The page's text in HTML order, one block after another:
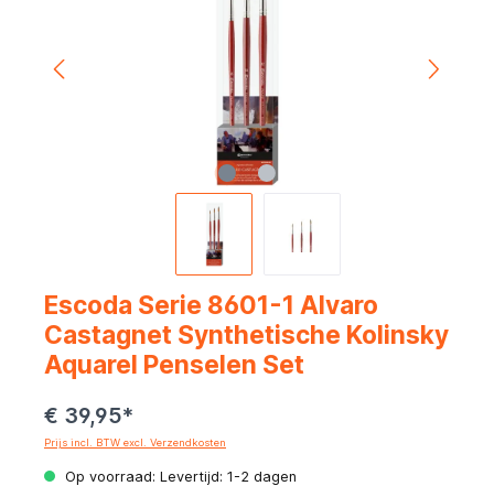
Escoda Serie 8601-1 Alvaro
Castagnet Synthetische Kolinsky
Aquarel Penselen Set
€ 39,95*
Prijs incl. BTW excl. Verzendkosten
Op voorraad: Levertijd: 1-2 dagen